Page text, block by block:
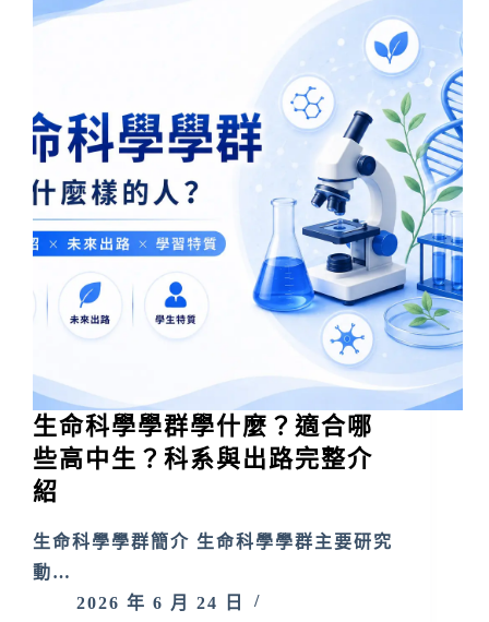
生命科學學群學什麼？適合哪
些高中生？科系與出路完整介
紹
生命科學學群簡介 生命科學學群主要研究
動…
2026 年 6 月 24 日